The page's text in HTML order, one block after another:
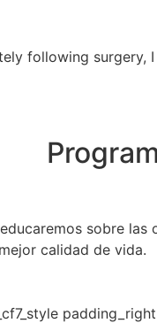
following surgery,
sobre las
calidad de vida.